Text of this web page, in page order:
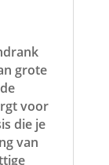
grote
voor
die je
van